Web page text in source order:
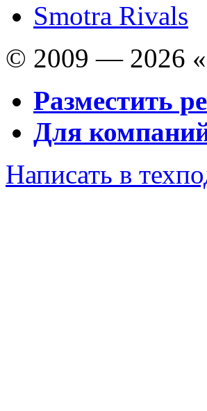
Smotra Rivals
© 2009 — 2026
Разместить
Для
Написать в